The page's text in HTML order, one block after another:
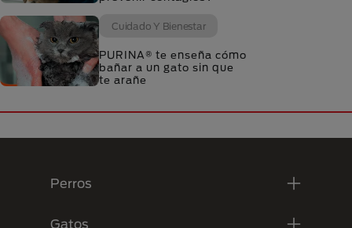
Cuidado Y Bienestar
PURINA® te enseña cómo
bañar a un gato sin que
te arañe
Perros
Gatos